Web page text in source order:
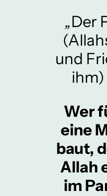
„Der
und
Wer
eine
baut,
Allah
im